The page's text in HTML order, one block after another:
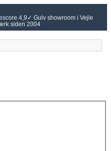
4,9 ✓ Gulv showroom i Vejle
siden 2004